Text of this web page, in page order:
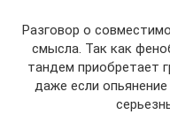
Разговор о
смысла. Так как
тандем приобретает
даже если